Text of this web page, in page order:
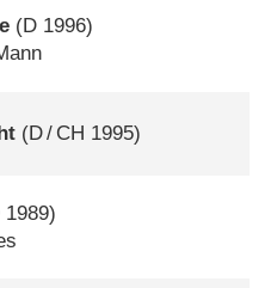
(D 1996)
(D/ CH 1995)
1989)